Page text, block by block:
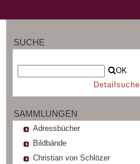
SUCHE
OK
Detailsuche
SAMMLUNGEN
Adressbücher
Bildbände
Christian von Schlözer